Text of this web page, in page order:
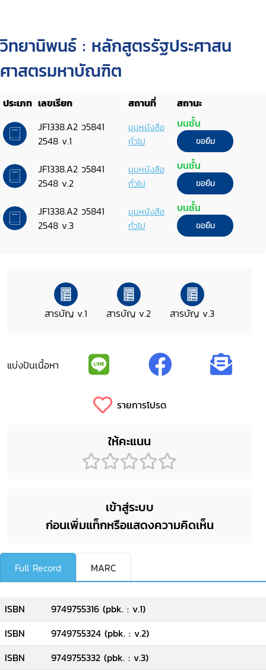
วิทยานิพนธ์ : หลักสูตรรัฐประศาสน
ศาสตรมหาบัณฑิต
ประเภท เลขเรียก สถานที่
สถานะ
JF1338.A2 ว5841
2548 v.1
มุมหนังสือ
ทั่วไป
บนชั้น
ขอยืม
JF1338.A2 ว5841
2548 v.2
มุมหนังสือ
ทั่วไป
บนชั้น
ขอยืม
JF1338.A2 ว5841
2548 v.3
มุมหนังสือ
ทั่วไป
บนชั้น
ขอยืม
สารบัญ v.1 สารบัญ v.2 สารบัญ v.3
แบ่งปันเนื้อหา
รายการโปรด
ให้คะแนน
เข้าสู่ระบบ
ก่อนเพิ่มแท็กหรือแสดงความคิดเห็น
Full Record MARC
ISBN
9749755316 (pbk. : v.1)
ISBN
9749755324 (pbk. : v.2)
ISBN
9749755332 (pbk. : v.3)